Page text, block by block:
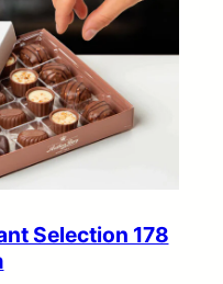
Selection 178